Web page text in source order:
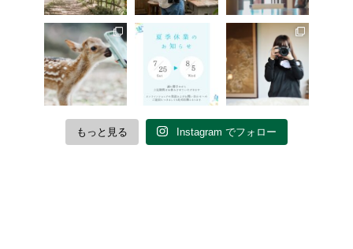
もっと見る Instagram でフォロー